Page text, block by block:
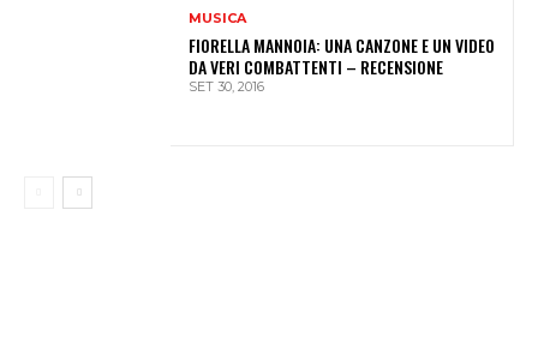
MUSICA
FIORELLA MANNOIA: UNA CANZONE E UN VIDEO
DA VERI COMBATTENTI – RECENSIONE
SET 30, 2016